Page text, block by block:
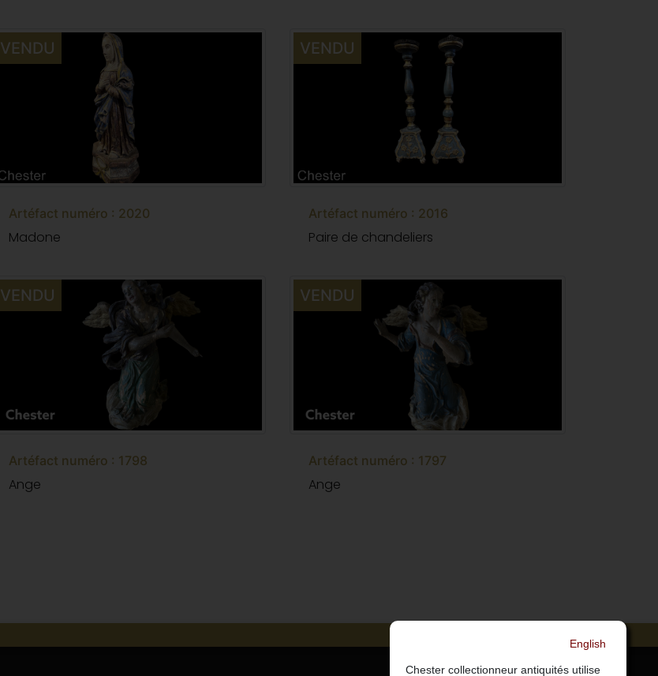
VENDU
Artéfact numéro : 2020
Madone
VENDU
Artéfact numéro : 2016
Paire de chandeliers
VENDU
Artéfact numéro : 1798
Ange
VENDU
Artéfact numéro : 1797
Ange
English
Chester collectionneur antiquités utilise